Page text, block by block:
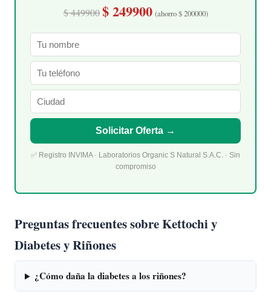
$ 449900 $ 249900 (ahorro $ 200000)
Solicitar Oferta →
✅ Registro INVIMA · Laboratorios Organic S Natural S.A.C. · Sin
compromiso
Preguntas frecuentes sobre Kettochi y
Diabetes y Riñones
¿Cómo daña la diabetes a los riñones?